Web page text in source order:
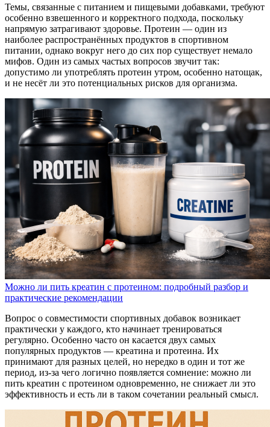
Темы, связанные с питанием и пищевыми добавками, требуют
особенно взвешенного и корректного подхода, поскольку
напрямую затрагивают здоровье. Протеин — один из
наиболее распространённых продуктов в спортивном
питании, однако вокруг него до сих пор существует немало
мифов. Один из самых частых вопросов звучит так:
допустимо ли употреблять протеин утром, особенно натощак,
и не несёт ли это потенциальных рисков для организма.
Можно ли пить креатин с протеином: подробный разбор и
практические рекомендации
Вопрос о совместимости спортивных добавок возникает
практически у каждого, кто начинает тренироваться
регулярно. Особенно часто он касается двух самых
популярных продуктов — креатина и протеина. Их
принимают для разных целей, но нередко в один и тот же
период, из-за чего логично появляется сомнение: можно ли
пить креатин с протеином одновременно, не снижает ли это
эффективность и есть ли в таком сочетании реальный смысл.